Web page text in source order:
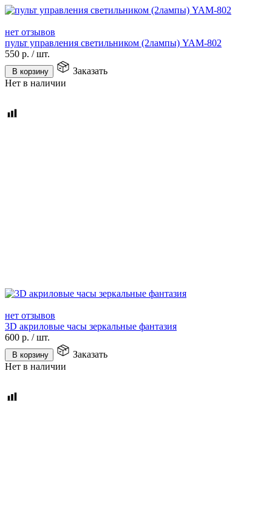
нет отзывов
пульт управления светильником (2лампы) YAM-802
550 р. /шт.
В корзину
Заказать
Нет в наличии
нет отзывов
3D акриловые часы зеркальные фантазия
600 р. /шт.
В корзину
Заказать
Нет в наличии